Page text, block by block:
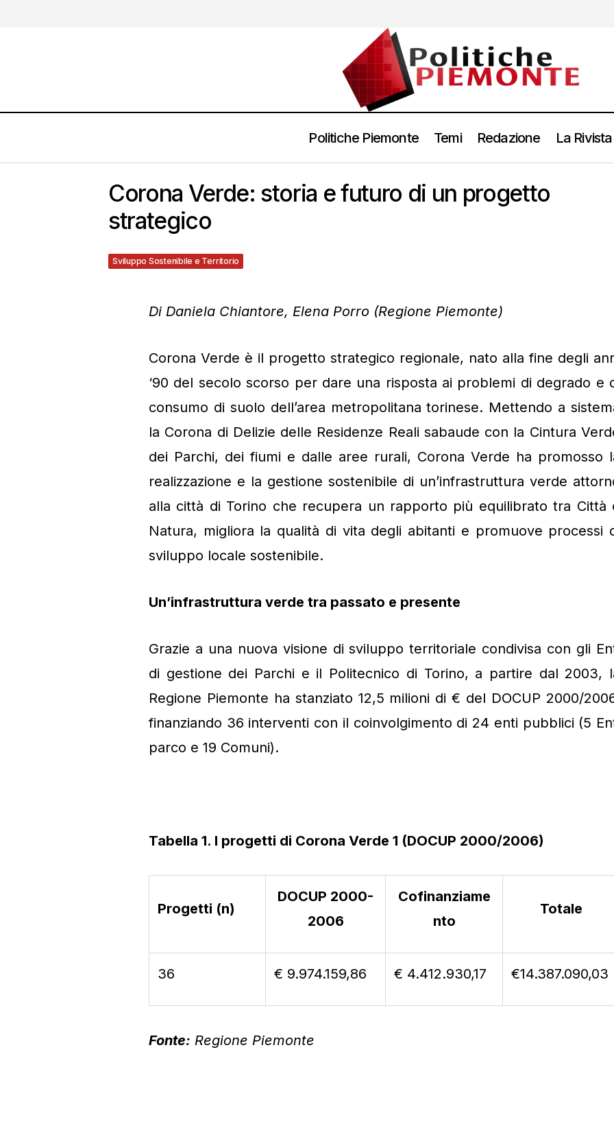
Politiche Piemonte Temi Redazione La Rivista
Corona Verde: storia e futuro di un progetto
strategico
Sviluppo Sostenibile e Territorio
Di Daniela Chiantore, Elena Porro (Regione Piemonte)
Corona Verde è il progetto strategico regionale, nato alla fine degli
‘90 del secolo scorso per dare una risposta ai problemi di degrado e
consumo di suolo dell’area metropolitana torinese. Mettendo a
la Corona di Delizie delle Residenze Reali sabaude con la Cintura
dei Parchi, dei fiumi e dalle aree rurali, Corona Verde ha promosso
realizzazione e la gestione sostenibile di un’infrastruttura verde
alla città di Torino che recupera un rapporto più equilibrato tra Città
Natura, migliora la qualità di vita degli abitanti e promuove processi
sviluppo locale sostenibile.
Un’infrastruttura verde tra passato e presente
Grazie a una nuova visione di sviluppo territoriale condivisa con gli
di gestione dei Parchi e il Politecnico di Torino, a partire dal 2003,
Regione Piemonte ha stanziato 12,5 milioni di € del DOCUP 2000/
finanziando 36 interventi con il coinvolgimento di 24 enti pubblici (5
parco e 19 Comuni).
Tabella 1. I progetti di Corona Verde 1 (DOCUP 2000/2006)
Progetti (n)
DOCUP 2000-
2006
Cofinanziame
nto
Totale
36 € 9.974.159,86 € 4.412.930,17 €14.387.090,03
Fonte: Regione Piemonte